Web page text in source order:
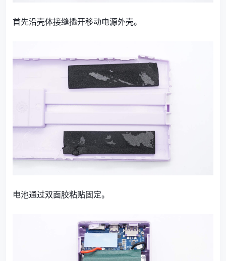
首先沿壳体接缝撬开移动电源外壳。
电池通过双面胶粘贴固定。